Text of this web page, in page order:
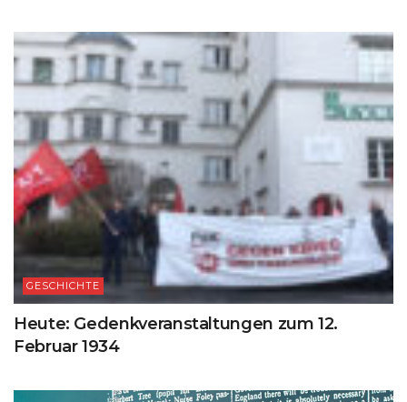
GESCHICHTE
Heute: Gedenkveranstaltungen zum 12.
Februar 1934